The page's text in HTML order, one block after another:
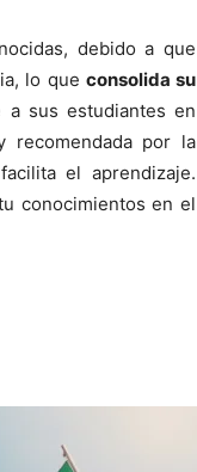
debido a que
lo que consolida su
a sus estudiantes en
recomendada por la
el aprendizaje.
conocimientos en el